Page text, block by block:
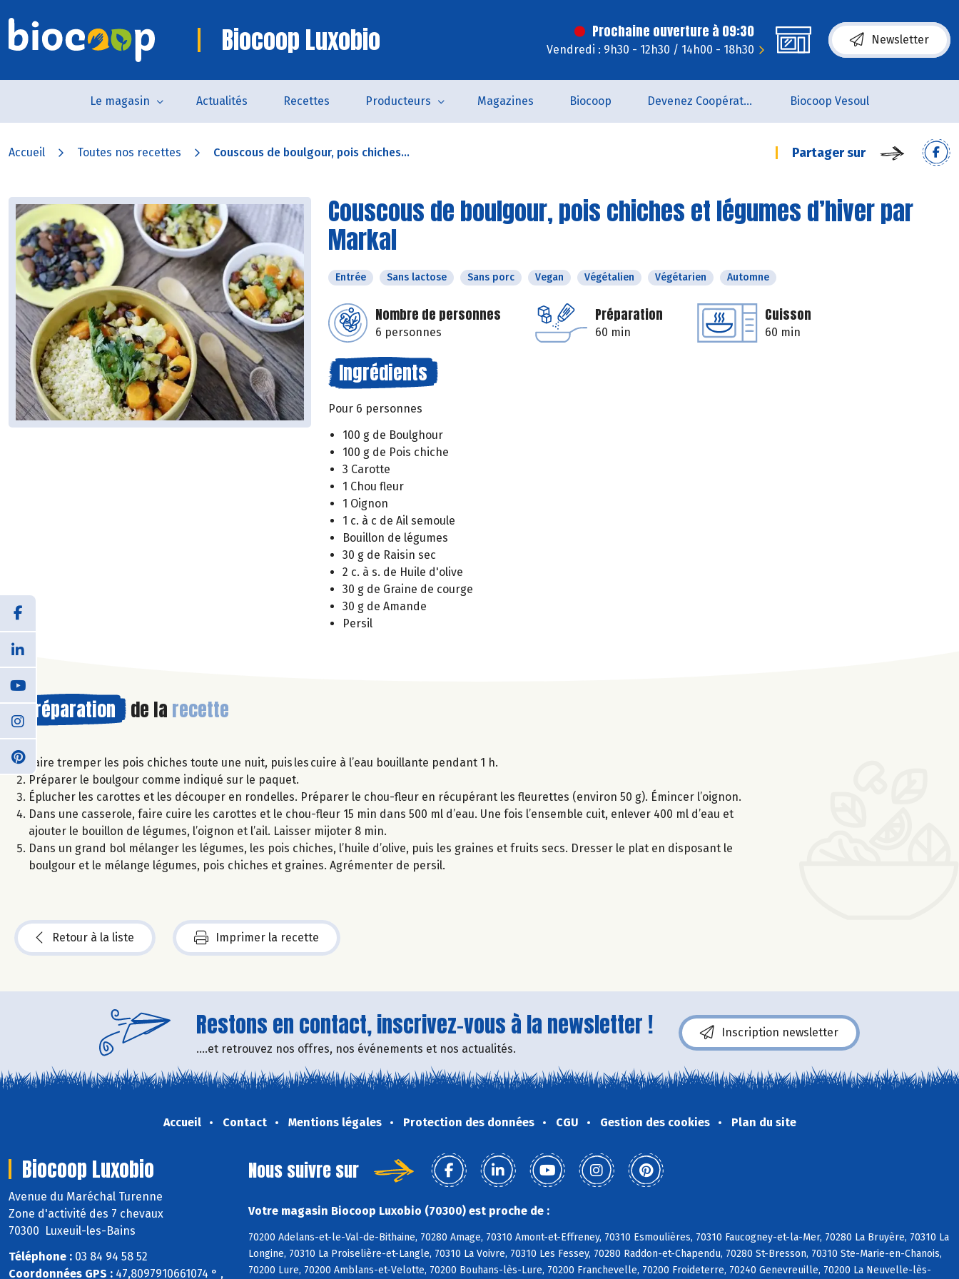
Biocoop Luxobio Prochaine ouverture à 09:30
Vendredi : 9h30 - 12h30 / 14h00 - 18h30
Newsletter
Le magasin Actualités Recettes Producteurs Magazines Biocoop Devenez Coopérateur Biocoop Vesoul
Accueil Toutes nos recettes Couscous de boulgour, pois chiches... Partager sur
Couscous de boulgour, pois chiches et légumes d’hiver par
Markal
Entrée Sans lactose Sans porc Vegan Végétalien Végétarien Automne
Nombre de personnes
6 personnes
Préparation
60 min
Cuisson
60 min
Ingrédients
Pour 6 personnes
100 g de Boulghour
100 g de Pois chiche
3 Carotte
1 Chou fleur
1 Oignon
1 c. à c de Ail semoule
Bouillon de légumes
30 g de Raisin sec
2 c. à s. de Huile d'olive
30 g de Graine de courge
30 g de Amande
Persil
Préparation de la recette
Faire tremper les pois chiches toute une nuit, puis les cuire à l’eau bouillante pendant 1 h.
Préparer le boulgour comme indiqué sur le paquet.
Éplucher les carottes et les découper en rondelles. Préparer le chou-fleur en récupérant les fleurettes (environ 50 g). Émincer l’oignon.
Dans une casserole, faire cuire les carottes et le chou-fleur 15 min dans 500 ml d’eau. Une fois l’ensemble cuit, enlever 400 ml d’eau et
ajouter le bouillon de légumes, l’oignon et l’ail. Laisser mijoter 8 min.
Dans un grand bol mélanger les légumes, les pois chiches, l’huile d’olive, puis les graines et fruits secs. Dresser le plat en disposant le
boulgour et le mélange légumes, pois chiches et graines. Agrémenter de persil.
Retour à la liste Imprimer la recette
Restons en contact, inscrivez-vous à la newsletter !
....et retrouvez nos offres, nos événements et nos actualités.
Inscription newsletter
Accueil Contact Mentions légales Protection des données CGU Gestion des cookies Plan du site
Biocoop Luxobio
Avenue du Maréchal Turenne
Zone d'activité des 7 chevaux
70300 Luxeuil-les-Bains
Téléphone : 03 84 94 58 52
Coordonnées GPS : 47,8097910661074 ° ,
Nous suivre sur
Votre magasin Biocoop Luxobio (70300) est proche de :
70200 Adelans-et-le-Val-de-Bithaine, 70280 Amage, 70310 Amont-et-Effreney, 70310 Esmoulières, 70310 Faucogney-et-la-Mer, 70280 La Bruyère, 70310 La
Longine, 70310 La Proiselière-et-Langle, 70310 La Voivre, 70310 Les Fessey, 70280 Raddon-et-Chapendu, 70280 St-Bresson, 70310 Ste-Marie-en-Chanois,
70200 Lure, 70200 Amblans-et-Velotte, 70200 Bouhans-lès-Lure, 70200 Franchevelle, 70200 Froideterre, 70240 Genevreuille, 70200 La Neuvelle-lès-